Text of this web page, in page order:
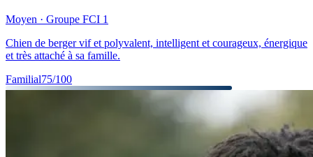
Moyen · Groupe FCI 1
Chien de berger vif et polyvalent, intelligent et courageux, énergique
et très attaché à sa famille.
Familial75/100